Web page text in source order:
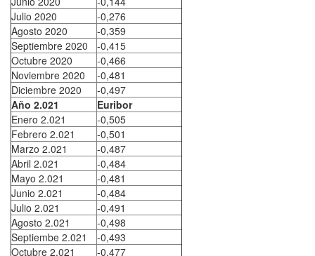
Julio 2020
-0,276
Agosto 2020
-0,359
Septiembre 2020
-0,415
Octubre 2020
-0,466
Noviembre 2020
-0,481
Diciembre 2020
-0,497
Año 2.021
Euribor
Enero 2.021
-0,505
Febrero 2.021
-0,501
Marzo 2.021
-0,487
Abril 2.021
-0,484
Mayo 2.021
-0,481
Junio 2.021
-0,484
Julio 2.021
-0,491
Agosto 2.021
-0,498
Septiembe 2.021
-0,493
Octubre 2.021
-0,477